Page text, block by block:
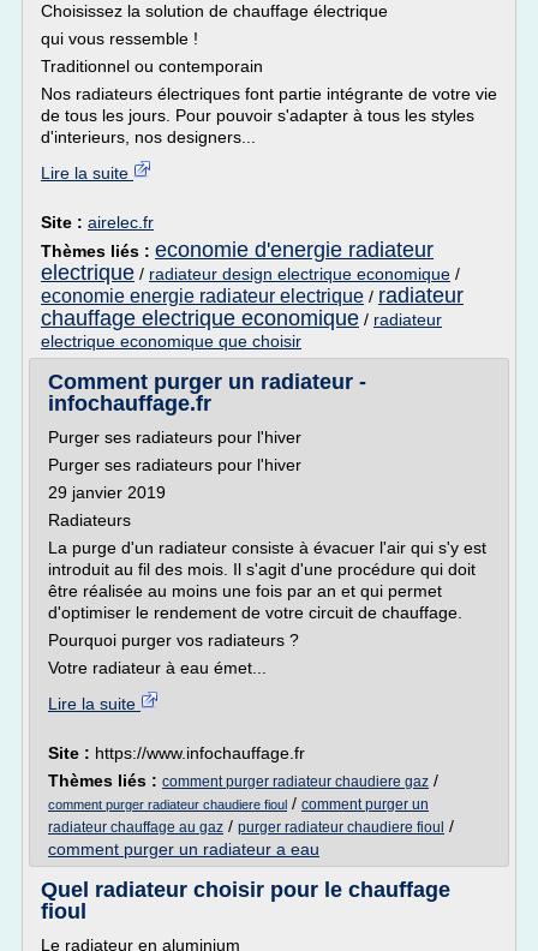
Choisissez la solution de chauffage électrique
qui vous ressemble !
Traditionnel ou contemporain
Nos radiateurs électriques font partie intégrante de votre vie
de tous les jours. Pour pouvoir s'adapter à tous les styles
d'interieurs, nos designers...
Lire la suite
Site : airelec.fr
Thèmes liés : economie d'energie radiateur
electrique / radiateur design electrique economique /
economie energie radiateur electrique / radiateur
chauffage electrique economique / radiateur
electrique economique que choisir
Comment purger un radiateur -
infochauffage.fr
Purger ses radiateurs pour l'hiver
Purger ses radiateurs pour l'hiver
29 janvier 2019
Radiateurs
La purge d'un radiateur consiste à évacuer l'air qui s'y est
introduit au fil des mois. Il s'agit d'une procédure qui doit
être réalisée au moins une fois par an et qui permet
d'optimiser le rendement de votre circuit de chauffage.
Pourquoi purger vos radiateurs ?
Votre radiateur à eau émet...
Lire la suite
Site : https://www.infochauffage.fr
Thèmes liés : comment purger radiateur chaudiere gaz /
comment purger radiateur chaudiere fioul / comment purger un
radiateur chauffage au gaz / purger radiateur chaudiere fioul /
comment purger un radiateur a eau
Quel radiateur choisir pour le chauffage
fioul
Le radiateur en aluminium